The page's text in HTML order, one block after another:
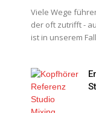
Viele Wege
der oft zutrifft -
ist in unserem